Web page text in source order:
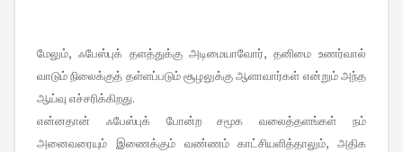
மேலும், ஃபேஸ்புக் தளத்துக்கு அடிமையாவோர், தனிமை உணர்வால்
வாடும் நிலைக்குத் தள்ளப்படும் சூழலுக்கு ஆளாவார்கள் என்றும் அந்த
ஆய்வு எச்சரிக்கிறது.
என்னதான் ஃபேஸ்புக் போன்ற சமூக வலைத்தளங்கள் நம்
அனைவரையும் இணைக்கும் வண்ணம் காட்சியளித்தாலும், அதிக